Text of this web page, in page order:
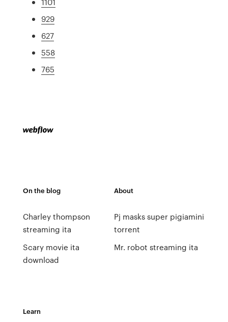
929
627
558
765
On the blog
Charley thompson
streaming ita
Scary movie ita
download
About
Pj masks super pigiamini
torrent
Mr. robot streaming ita
Learn